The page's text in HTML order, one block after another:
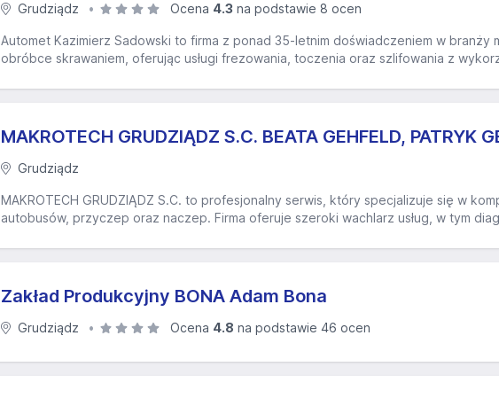
Grudziądz Ocena 4.3 na podstawie 8 ocen
Automet Kazimierz Sadowski to firma z ponad 35-letnim doświadczeniem w branży
obróbce skrawaniem, oferując usługi frezowania, toczenia oraz szlifowania z
MAKROTECH GRUDZIĄDZ S.C. BEATA GEHFELD, PATRYK
Grudziądz
MAKROTECH GRUDZIĄDZ S.C. to profesjonalny serwis, który specjalizuje się w
autobusów, przyczep oraz naczep. Firma oferuje szeroki wachlarz usług, w tym
Zakład Produkcyjny BONA Adam Bona
Grudziądz Ocena 4.8 na podstawie 46 ocen